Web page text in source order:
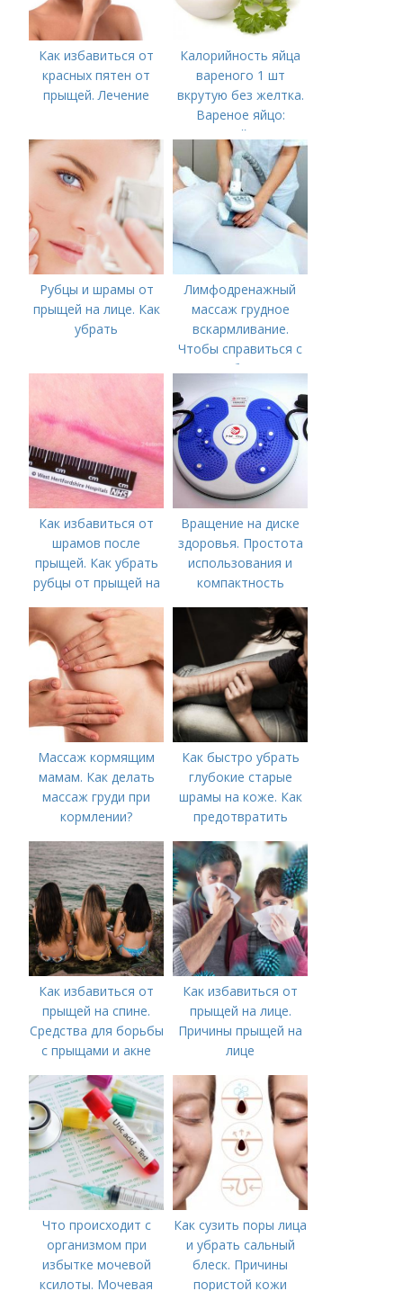
Как избавиться от
красных пятен от
прыщей. Лечение
Калорийность яйца
вареного 1 шт
вкрутую без желтка.
Вареное яйцо:
калорийность
Рубцы и шрамы от
прыщей на лице. Как
убрать
Лимфодренажный
массаж грудное
вскармливание.
Чтобы справиться с
нагрубанием,
необходимо
предпринять
следующие действия:
Как избавиться от
шрамов после
прыщей. Как убрать
рубцы от прыщей на
Вращение на диске
здоровья. Простота
использования и
компактность
Массаж кормящим
мамам. Как делать
массаж груди при
кормлении?
Как быстро убрать
глубокие старые
шрамы на коже. Как
предотвратить
Как избавиться от
прыщей на спине.
Средства для борьбы
с прыщами и акне
Как избавиться от
прыщей на лице.
Причины прыщей на
лице
Что происходит с
организмом при
избытке мочевой
ксилоты. Мочевая
Как сузить поры лица
и убрать сальный
блеск. Причины
пористой кожи